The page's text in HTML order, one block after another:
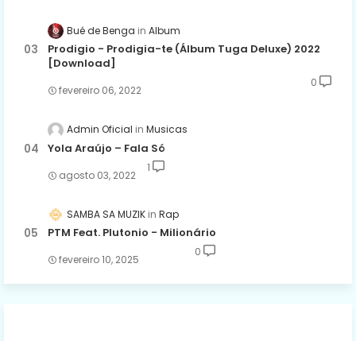
Bué de Benga Album
Prodigio - Prodigia-te (Álbum Tuga Deluxe) 2022
[Download]
fevereiro 06, 2022
0
Admin Oficial Musicas
Yola Araújo – Fala Só
agosto 03, 2022
1
SAMBA SA MUZIK Rap
PTM Feat. Plutonio - Milionário
fevereiro 10, 2025
0